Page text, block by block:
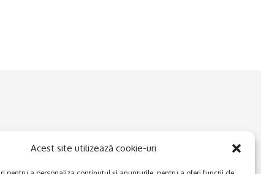
Acest site utilizează cookie-uri